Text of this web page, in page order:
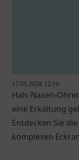
17.05.2026 12:10
Hals-Nasen-
eine Erkältung
Entdecken Sie
komplexen